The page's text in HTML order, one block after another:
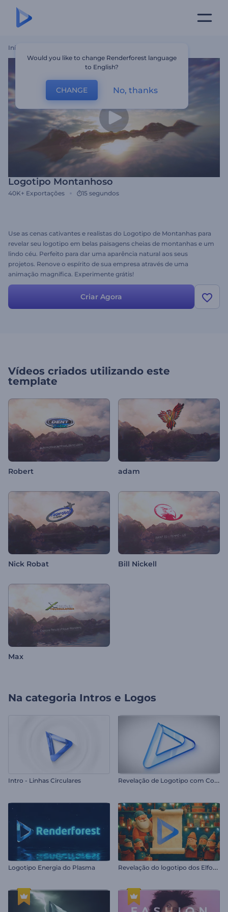
Início
Logotipo Montanhoso
40K+ Exportações 15 segundos
Use as cenas cativantes e realistas do Logotipo de Montanhas para
revelar seu logotipo em belas paisagens cheias de montanhas e um
lindo céu. Perfeito para dar uma aparência natural aos seus
projetos. Renove o espírito de sua empresa através de uma
animação magnífica. Experimente grátis!
Criar Agora
Vídeos criados utilizando este
template
Robert adam
Nick Robat Bill Nickell
Max
Na categoria Intros e Logos
Intro - Linhas Circulares R
evelação de Logotipo com Contornos Limpos
Logotipo Energia do Plasma R
evelação do logotipo dos Elfos do Papai Noel
Would you like to change Renderforest language
to English?
CHANGE No, thanks